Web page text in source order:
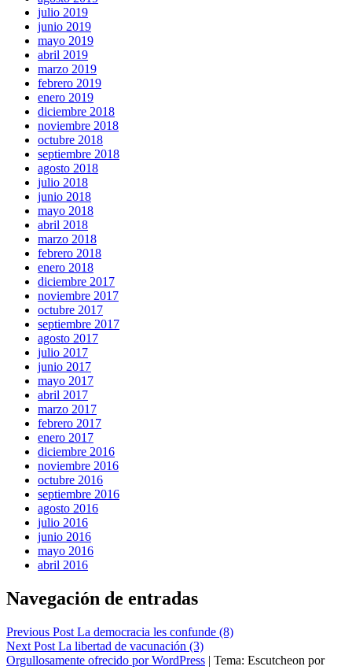
julio 2019
junio 2019
mayo 2019
abril 2019
marzo 2019
febrero 2019
enero 2019
diciembre 2018
noviembre 2018
octubre 2018
septiembre 2018
agosto 2018
julio 2018
junio 2018
mayo 2018
abril 2018
marzo 2018
febrero 2018
enero 2018
diciembre 2017
noviembre 2017
octubre 2017
septiembre 2017
agosto 2017
julio 2017
junio 2017
mayo 2017
abril 2017
marzo 2017
febrero 2017
enero 2017
diciembre 2016
noviembre 2016
octubre 2016
septiembre 2016
agosto 2016
julio 2016
junio 2016
mayo 2016
abril 2016
Navegación de entradas
Previous Post La democracia les confunde (8)
Next Post La libertad de vacunación (3)
Orgullosamente ofrecido por WordPress | Tema: Escutcheon por